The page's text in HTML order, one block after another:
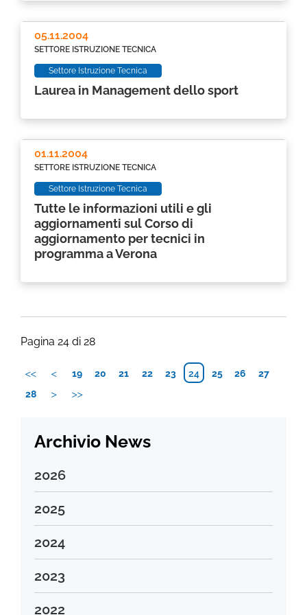
Laurea in Management dello sport
SETTORE ISTRUZIONE TECNICA
05.11.2004
Settore Istruzione Tecnica
Tutte le informazioni utili e gli
aggiornamenti sul Corso di
aggiornamento per tecnici in
programma a Verona
SETTORE ISTRUZIONE TECNICA
01.11.2004
Settore Istruzione Tecnica
Pagina 24 di 28
19 20 21 22 23 24 25 26
27
28
Archivio News
2026
Agosto 2026
Luglio 2026
Giugno 2026
Maggio 2026
Aprile 2026
2025
Dicembre 2025
Novembre 2025
Ottobre 2025
Settembre 2025
2024
Dicembre 2024
Novembre 2024
2023
Dicembre 2023
2022